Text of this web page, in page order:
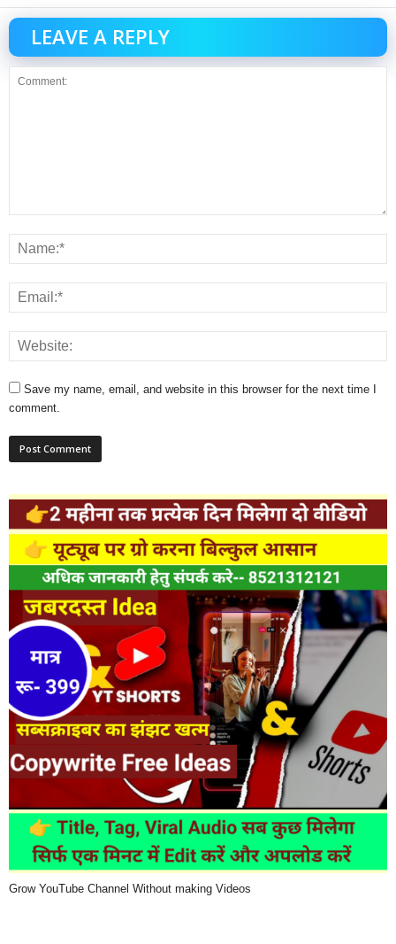
LEAVE A REPLY
Save my name, email, and website in this browser for the next time I
comment.
Grow YouTube Channel Without making Videos